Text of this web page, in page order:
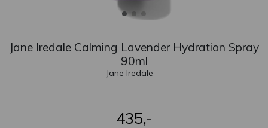
Jane Iredale Calming Lavender Hydration Spray
90ml
Jane Iredale
435,-